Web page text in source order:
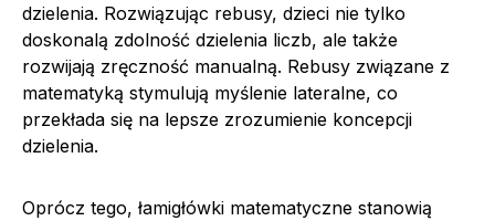
dzielenia. Rozwiązując rebusy, dzieci nie tylko
doskonalą zdolność dzielenia liczb, ale także
rozwijają zręczność manualną. Rebusy związane z
matematyką stymulują myślenie lateralne, co
przekłada się na lepsze zrozumienie koncepcji
dzielenia.
Oprócz tego, łamigłówki matematyczne stanowią